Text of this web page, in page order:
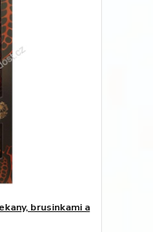
brusinkami a